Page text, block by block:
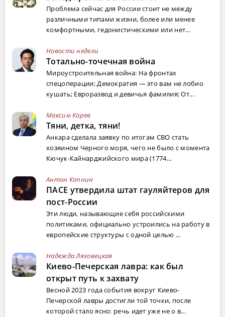
Проблема сейчас для России стоит не между
различными типами жизни, более или менее
комфортными, гедонистическими или нет...
Новости недели
Тотально-точечная война
Мироустроительная война: На фронтах
спецоперации; Демократия — это вам не лобио
кушать; Евроразвод и девичья фамилия; От...
Максим Карев
Тяни, детка, тяни!
Анкара сделала заявку по итогам СВО стать
хозяином Черного моря, чего не было с момента
Кючук-Кайнарджийского мира (1774...
Антон Копнин
ПАСЕ утвердила штат гауляйтеров для
пост-России
Эти люди, называющие себя российскими
политиками, официально устроились на работу в
европейские структуры с одной целью ...
Надежда Ляховецкая
Киево-Печерская лавра: как был
открыт путь к захвату
Весной 2023 года события вокруг Киево-
Печерской лавры достигли той точки, после
которой стало ясно: речь идет уже не о в...